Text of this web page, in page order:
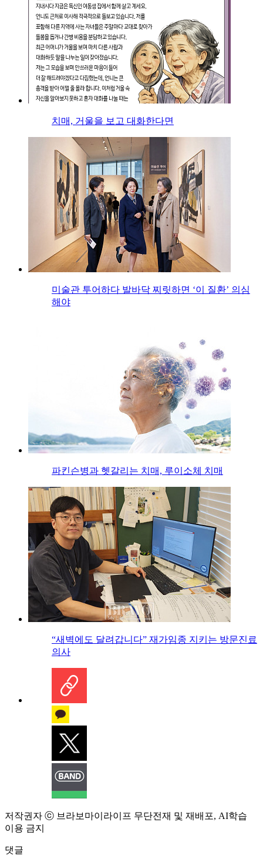
치매, 거울을 보고 대화한다면
미술관 투어하다 발바닥 찌릿하면 ‘이 질환’ 의심
해야
파킨슨병과 헷갈리는 치매, 루이소체 치매
“새벽에도 달려갑니다” 재가임종 지키는 방문진료
의사
저작권자 ⓒ 브라보마이라이프 무단전재 및 재배포, AI학습
이용 금지
댓글